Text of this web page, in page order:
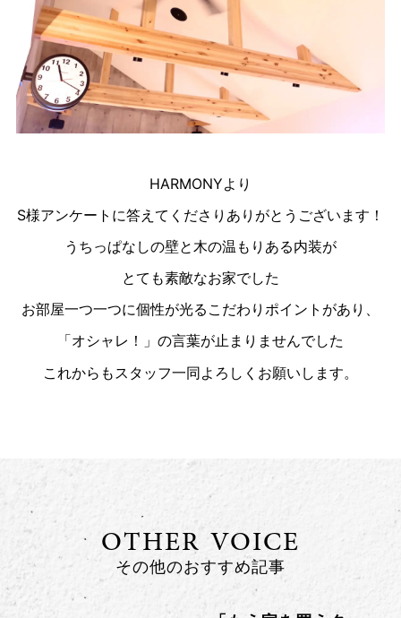
HARMONYより
S様アンケートに答えてくださりありがとうございます！
うちっぱなしの壁と木の温もりある内装が
とても素敵なお家でした
お部屋一つ一つに個性が光るこだわりポイントがあり、
「オシャレ！」の言葉が止まりませんでした
これからもスタッフ一同よろしくお願いします。
OTHER VOICE
その他のおすすめ記事